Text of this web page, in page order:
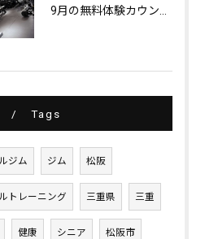
Tags
ジム ジム 松阪
トレーニング 三重県 三重
健康 シニア 松阪市